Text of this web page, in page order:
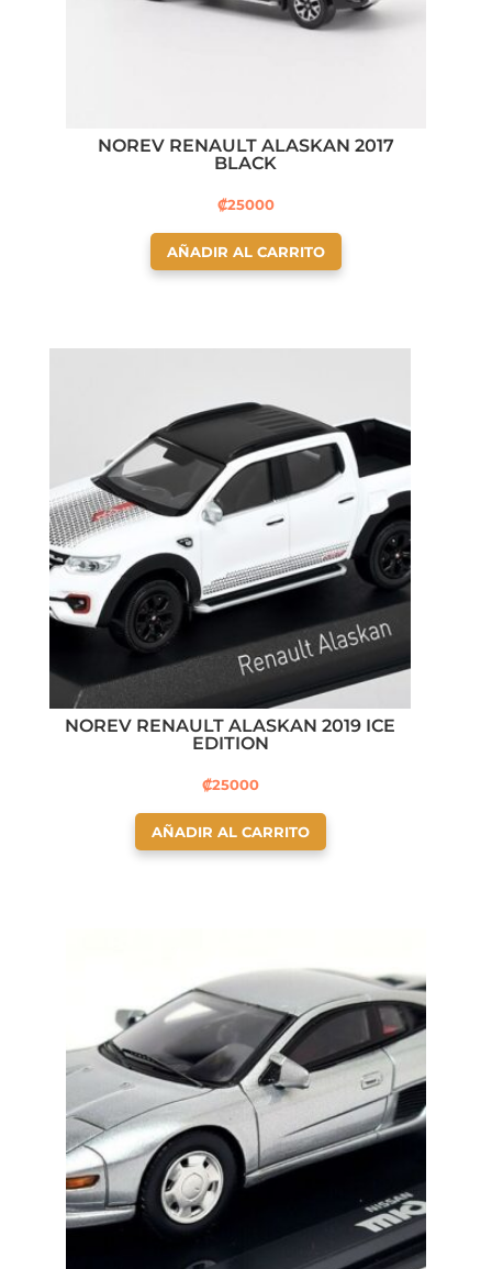
NOREV RENAULT ALASKAN 2017
BLACK
₡25000
AÑADIR AL CARRITO
NOREV RENAULT ALASKAN 2019 ICE
EDITION
₡25000
AÑADIR AL CARRITO